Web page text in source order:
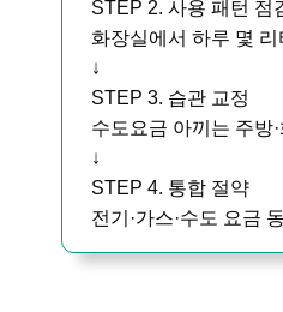
STEP 2. 사용 패턴 점
화장실에서 하루 몇
↓
STEP 3. 습관 교정
수도요금 아끼는 주방
↓
STEP 4. 통합 절약
전기·가스·수도 요금